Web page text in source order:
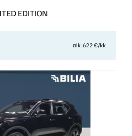
EDITION
alk. 622 €/kk